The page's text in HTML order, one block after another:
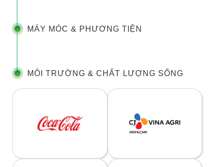
MÁY MÓC & PHƯƠNG TIỆN
MÔI TRƯỜNG & CHẤT LƯỢNG SỐNG